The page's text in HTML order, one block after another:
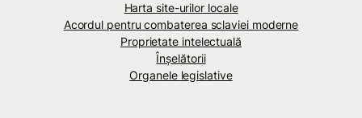
Harta site-urilor locale
Acordul pentru combaterea sclaviei moderne
Proprietate intelectuală
Înșelătorii
Organele legislative